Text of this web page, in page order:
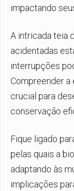
impactando
A intricada teia
acidentadas
interrupções
Compreender a
crucial para
conservação
Fique ligado
pelas quais a
adaptando às
implicações